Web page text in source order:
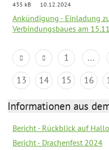
435 kB
10.12.2024
Ankündigung - Einladung
Verbindungsbaues am
1 ...
13
14 15 16
Informationen aus
Bericht - Rückblick auf
Bericht - Drachenfest 2024